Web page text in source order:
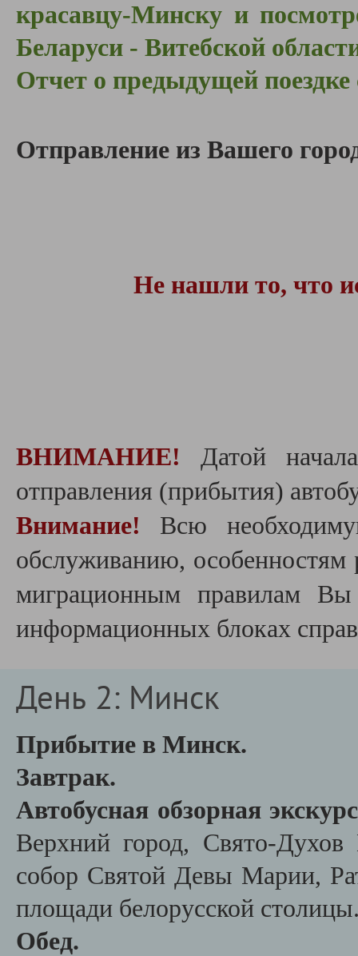
красавцу-Минску и
Беларуси - Витебской
Отчет о предыдущей
Отправление из Вашего
Не нашли то, что
ВНИМАНИЕ!
Датой
отправления (прибытия)
Внимание!
Всю
обслуживанию, особенностям
миграционным правилам
информационных блоках
День 2: Минск
Прибытие в Минск.
Завтрак.
Автобусная обзорная
Верхний город, Свято-Духов
собор Святой Девы Марии,
площади белорусской
Обед.